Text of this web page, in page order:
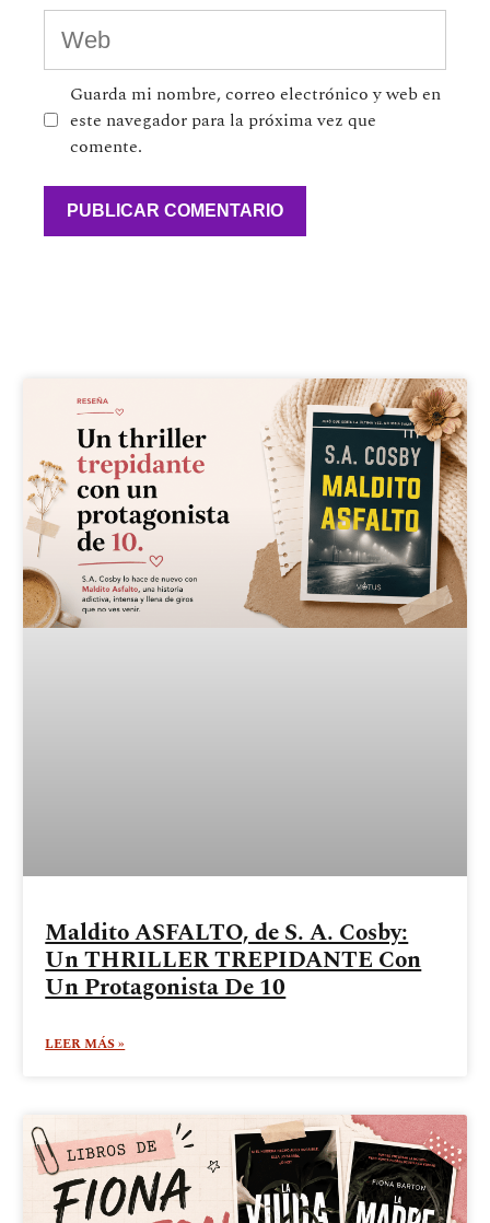
Guarda mi nombre, correo electrónico y web en
este navegador para la próxima vez que
comente.
Maldito ASFALTO, de S. A. Cosby:
Un THRILLER TREPIDANTE Con
Un Protagonista De 10
LEER MÁS »